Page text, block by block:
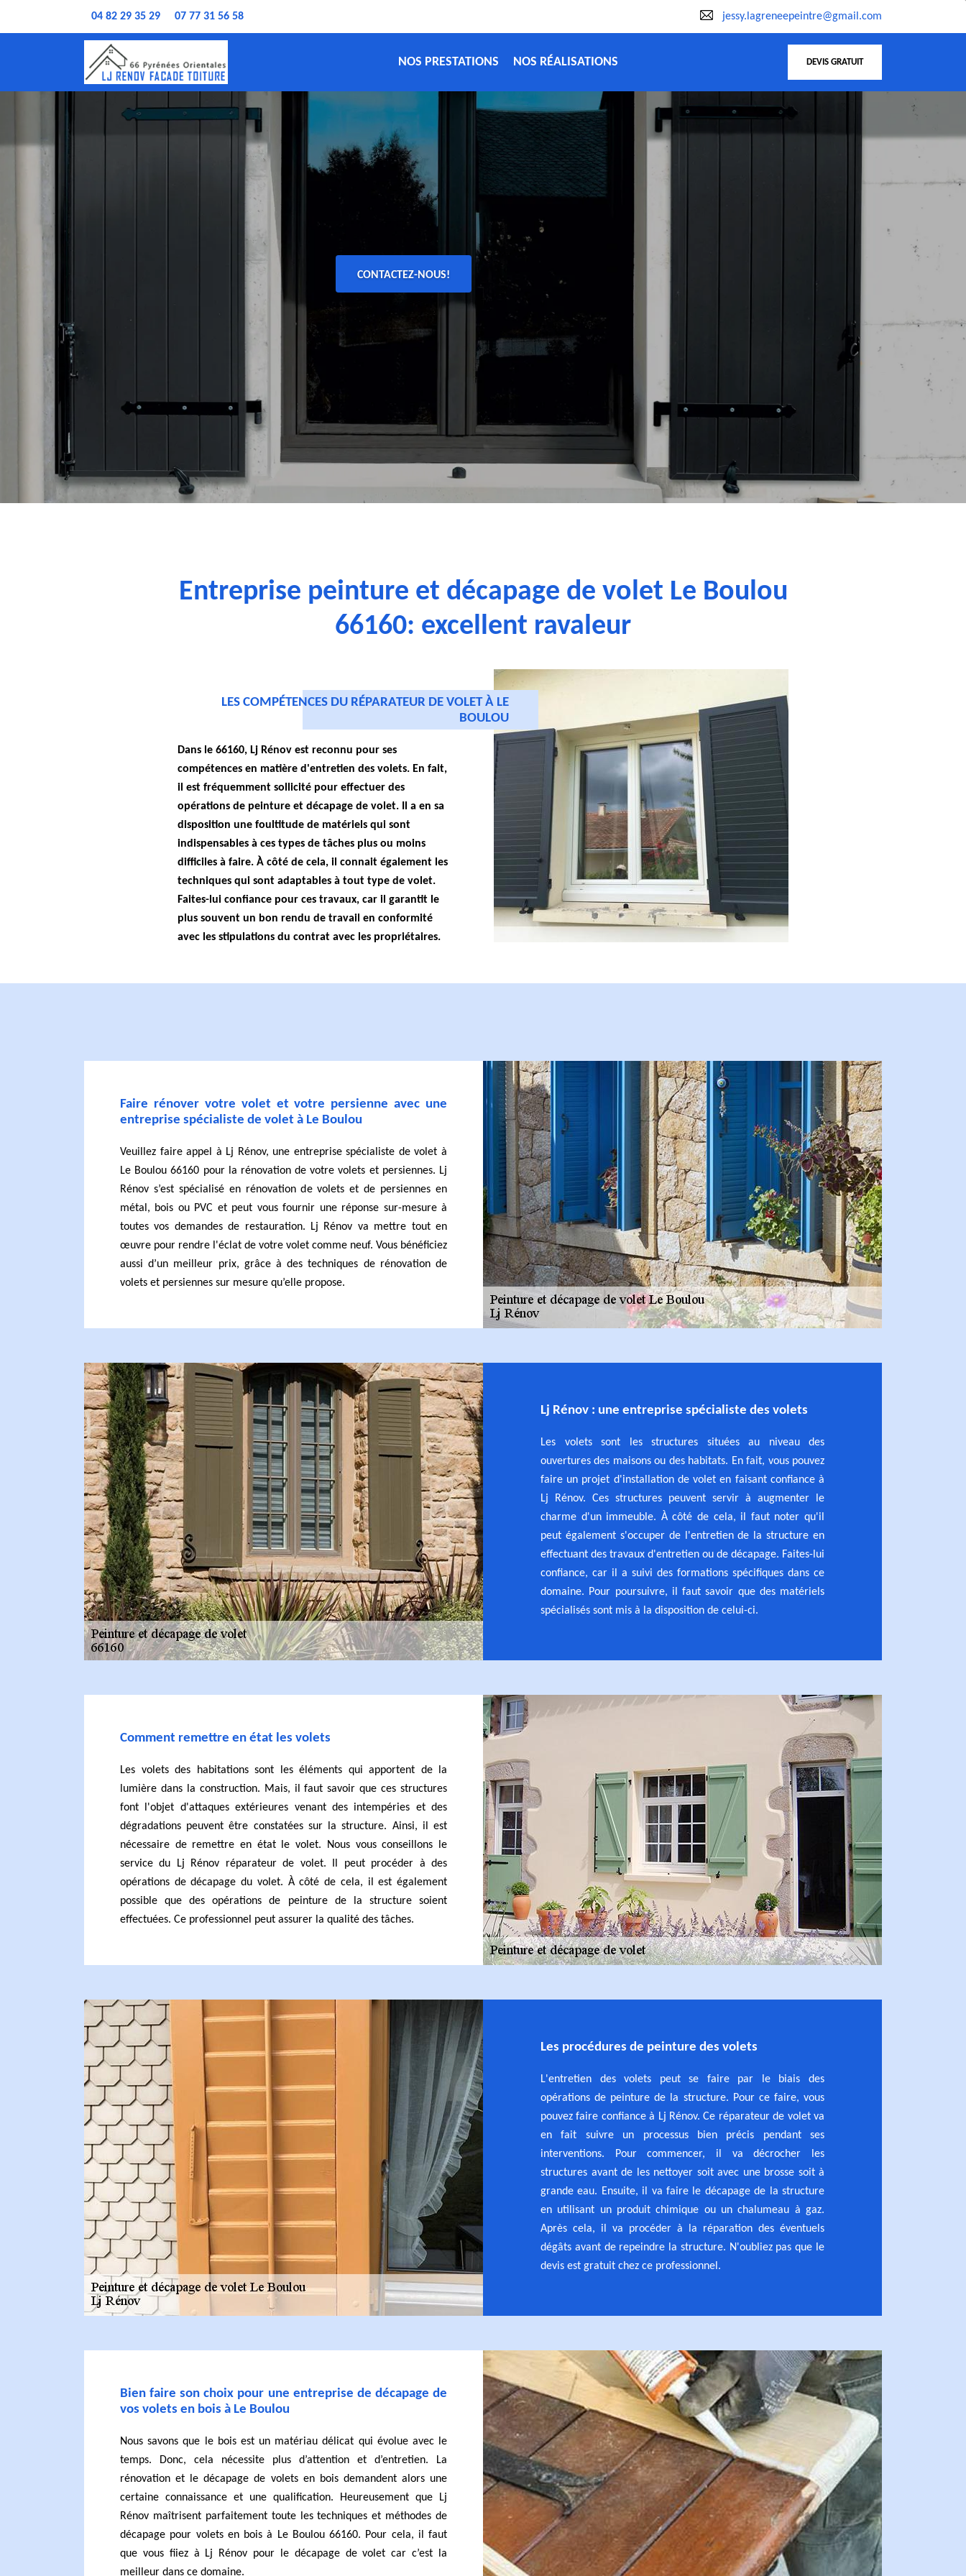
04 82 29 35 29 07 77 31 56 58 jessy.lagreneepeintre@gmail.com
NOS PRESTATIONS NOS RÉALISATIONS DEVIS GRATUIT
CONTACTEZ-NOUS!
Entreprise peinture et décapage de volet Le Boulou
66160: excellent ravaleur
LES COMPÉTENCES DU RÉPARATEUR DE VOLET À LE
BOULOU
Dans le 66160, Lj Rénov est reconnu pour ses
compétences en matière d'entretien des volets. En fait,
il est fréquemment sollicité pour effectuer des
opérations de peinture et décapage de volet. Il a en sa
disposition une foultitude de matériels qui sont
indispensables à ces types de tâches plus ou moins
difficiles à faire. À côté de cela, il connait également les
techniques qui sont adaptables à tout type de volet.
Faites-lui confiance pour ces travaux, car il garantit le
plus souvent un bon rendu de travail en conformité
avec les stipulations du contrat avec les propriétaires.
Faire rénover votre volet et votre persienne avec une
entreprise spécialiste de volet à Le Boulou
Veuillez faire appel à Lj Rénov, une entreprise spécialiste de volet à
Le Boulou 66160 pour la rénovation de votre volets et persiennes. Lj
Rénov s’est spécialisé en rénovation de volets et de persiennes en
métal, bois ou PVC et peut vous fournir une réponse sur-mesure à
toutes vos demandes de restauration. Lj Rénov va mettre tout en
œuvre pour rendre l'éclat de votre volet comme neuf. Vous bénéficiez
aussi d’un meilleur prix, grâce à des techniques de rénovation de
volets et persiennes sur mesure qu’elle propose.
Lj Rénov : une entreprise spécialiste des volets
Les volets sont les structures situées au niveau des
ouvertures des maisons ou des habitats. En fait, vous pouvez
faire un projet d'installation de volet en faisant confiance à
Lj Rénov. Ces structures peuvent servir à augmenter le
charme d'un immeuble. À côté de cela, il faut noter qu'il
peut également s'occuper de l'entretien de la structure en
effectuant des travaux d'entretien ou de décapage. Faites-lui
confiance, car il a suivi des formations spécifiques dans ce
domaine. Pour poursuivre, il faut savoir que des matériels
spécialisés sont mis à la disposition de celui-ci.
Comment remettre en état les volets
Les volets des habitations sont les éléments qui apportent de la
lumière dans la construction. Mais, il faut savoir que ces structures
font l'objet d'attaques extérieures venant des intempéries et des
dégradations peuvent être constatées sur la structure. Ainsi, il est
nécessaire de remettre en état le volet. Nous vous conseillons le
service du Lj Rénov réparateur de volet. Il peut procéder à des
opérations de décapage du volet. À côté de cela, il est également
possible que des opérations de peinture de la structure soient
effectuées. Ce professionnel peut assurer la qualité des tâches.
Les procédures de peinture des volets
L'entretien des volets peut se faire par le biais des
opérations de peinture de la structure. Pour ce faire, vous
pouvez faire confiance à Lj Rénov. Ce réparateur de volet va
en fait suivre un processus bien précis pendant ses
interventions. Pour commencer, il va décrocher les
structures avant de les nettoyer soit avec une brosse soit à
grande eau. Ensuite, il va faire le décapage de la structure
en utilisant un produit chimique ou un chalumeau à gaz.
Après cela, il va procéder à la réparation des éventuels
dégâts avant de repeindre la structure. N'oubliez pas que le
devis est gratuit chez ce professionnel.
Bien faire son choix pour une entreprise de décapage de
vos volets en bois à Le Boulou
Nous savons que le bois est un matériau délicat qui évolue avec le
temps. Donc, cela nécessite plus d’attention et d’entretien. La
rénovation et le décapage de volets en bois demandent alors une
certaine connaissance et une qualification. Heureusement que Lj
Rénov maîtrisent parfaitement toute les techniques et méthodes de
décapage pour volets en bois à Le Boulou 66160. Pour cela, il faut
que vous fiiez à Lj Rénov pour le décapage de volet car c’est la
meilleur dans ce domaine.